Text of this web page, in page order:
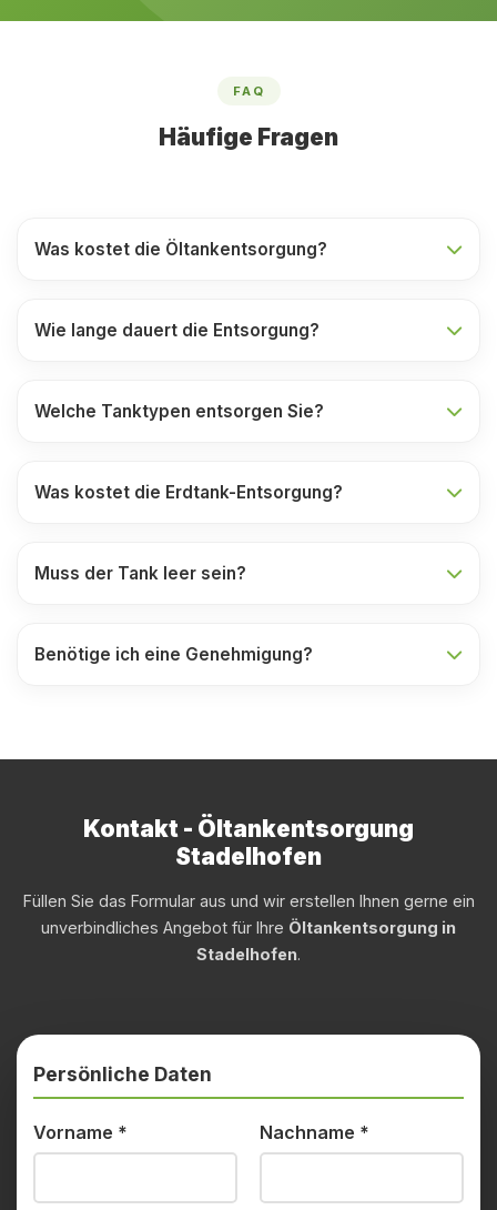
FAQ
Häufige Fragen
Was kostet die Öltankentsorgung?
Wie lange dauert die Entsorgung?
Welche Tanktypen entsorgen Sie?
Was kostet die Erdtank-Entsorgung?
Muss der Tank leer sein?
Benötige ich eine Genehmigung?
Kontakt - Öltankentsorgung
Stadelhofen
Füllen Sie das Formular aus und wir erstellen Ihnen gerne ein
unverbindliches Angebot für Ihre Öltankentsorgung in
Stadelhofen.
Persönliche Daten
Vorname * Nachname *